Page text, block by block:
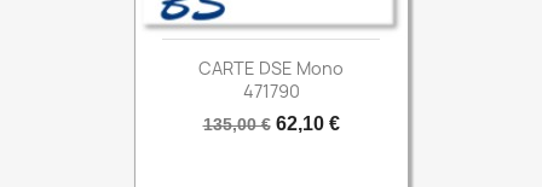
CARTE DSE Mono
471790
Prix
135,00 € Prix
62,10 €